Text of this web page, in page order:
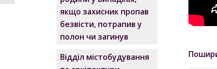
якщо захисник пропав
безвісти, потрапив у
полон чи загинув
Відділ містобудування